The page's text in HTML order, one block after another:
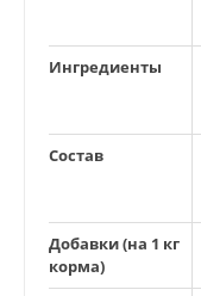
Ингредиенты
Состав
Добавки (на 1 кг
корма)